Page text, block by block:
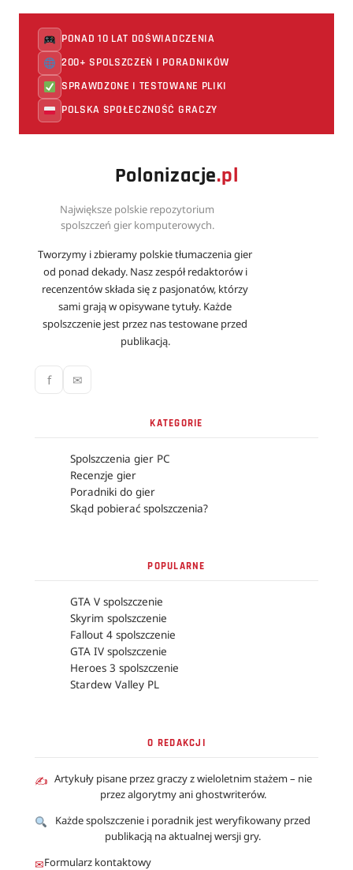
PONAD 10 LAT DOŚWIADCZENIA
200+ SPOLSZCZEŃ I PORADNIKÓW
SPRAWDZONE I TESTOWANE PLIKI
POLSKA SPOŁECZNOŚĆ GRACZY
Polonizacje.pl
Największe polskie repozytorium
spolszczeń gier komputerowych.
Tworzymy i zbieramy polskie tłumaczenia gier
od ponad dekady. Nasz zespół redaktorów i
recenzentów składa się z pasjonatów, którzy
sami grają w opisywane tytuły. Każde
spolszczenie jest przez nas testowane przed
publikacją.
f ✉
KATEGORIE
Spolszczenia gier PC
Recenzje gier
Poradniki do gier
Skąd pobierać spolszczenia?
POPULARNE
GTA V spolszczenie
Skyrim spolszczenie
Fallout 4 spolszczenie
GTA IV spolszczenie
Heroes 3 spolszczenie
Stardew Valley PL
O REDAKCJI
✍ Artykuły pisane przez graczy z wieloletnim stażem – nie
przez algorytmy ani ghostwriterów.
Każde spolszczenie i poradnik jest weryfikowany przed
publikacją na aktualnej wersji gry.
✉Formularz kontaktowy